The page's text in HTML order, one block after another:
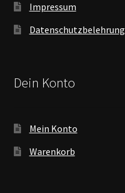
Impressum
Datenschutzbelehrung
Dein Konto
Mein Konto
Warenkorb